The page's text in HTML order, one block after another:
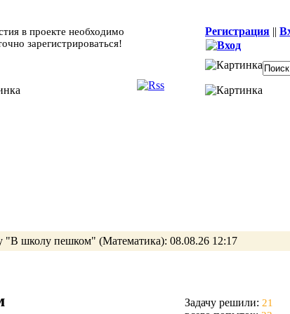
в проекте необходимо
зарегистрироваться!
Регистрация ||
"В школу пешком" (Математика): 08.08.26 12:17
Задачу решили: 21